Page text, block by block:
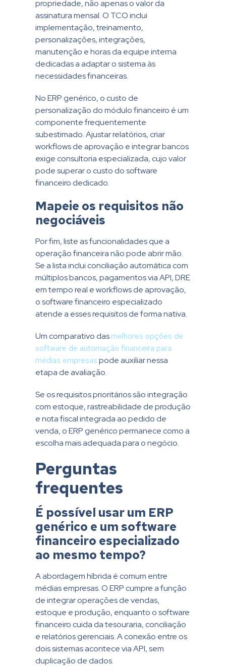
propriedade, não apenas o valor da
assinatura mensal. O TCO inclui
implementação, treinamento,
personalizações, integrações,
manutenção e horas da equipe interna
dedicadas a adaptar o sistema às
necessidades financeiras.
No ERP genérico, o custo de
personalização do módulo financeiro é um
componente frequentemente
subestimado. Ajustar relatórios, criar
workflows de aprovação e integrar bancos
exige consultoria especializada, cujo valor
pode superar o custo do software
financeiro dedicado.
Mapeie os requisitos não
negociáveis
Por fim, liste as funcionalidades que a
operação financeira não pode abrir mão.
Se a lista inclui conciliação automática com
múltiplos bancos, pagamentos via API, DRE
em tempo real e workflows de aprovação,
o software financeiro especializado
atende a esses requisitos de forma nativa.
Um comparativo dasmelhores opções de
software de automação financeira para
médias empresaspode auxiliar nessa
etapa de avaliação.
Se os requisitos prioritários são integração
com estoque, rastreabilidade de produção
e nota fiscal integrada ao pedido de
venda, o ERP genérico permanece como a
escolha mais adequada para o negócio.
Perguntas
frequentes
É possível usar um ERP
genérico e um software
financeiro especializado
ao mesmo tempo?
A abordagem híbrida é comum entre
médias empresas. O ERP cumpre a função
de integrar operações de vendas,
estoque e produção, enquanto o software
financeiro cuida da tesouraria, conciliação
e relatórios gerenciais. A conexão entre os
dois sistemas acontece via API, sem
duplicação de dados.